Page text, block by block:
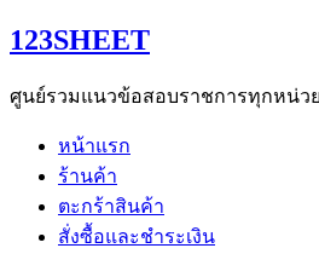
Skip
to
123SHEET
ศูนย์รวมแนวข้อสอบราชการทุกหน่ว
หน้าแรก
ร้านค้า
ตะกร้าสินค้า
สั่งซื้อและชำระเงิน